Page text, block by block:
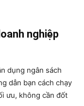
nghiệp
dụng ngân sách
dẫn bạn cách chạy
ưu, không cần đốt